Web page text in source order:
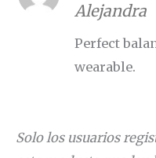
5de 5
Alejandra
Perfect
wearable.
Solo los usuarios